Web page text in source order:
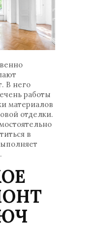
В него
работы
материалов
отделки.
в